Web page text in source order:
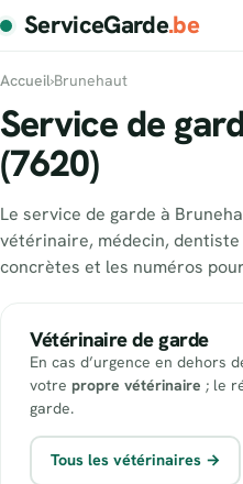
ServiceGarde.be
Accueil›Brunehaut
Service de
(7620)
Le service de garde à
vétérinaire, médecin,
concrètes et les numéros
Vétérinaire de garde
En cas d’urgence en dehors
votre propre vétérinaire ; le
garde.
Tous les vétérinaires →